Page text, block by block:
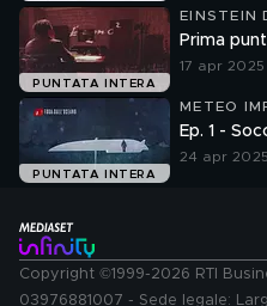
PUNTATA INTERA
EINSTEIN
Prima
17 apr
PUNTATA INTERA
METEO
Ep. 1 -
24 apr
Copyright ©1999-2026 RTI
03976881007 - Sede legale: